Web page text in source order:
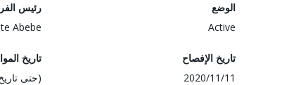
الوضع
Active
رئيس
Abebe
تاريخ الإفصاح
2020/11/11
تاريخ
(حتى